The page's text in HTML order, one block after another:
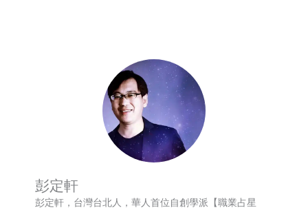
彭定軒
彭定軒，台灣台北人，華人首位自創學派【職業占星